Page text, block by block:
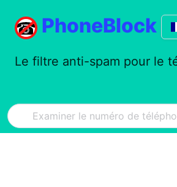
PhoneBlock
Le filtre anti-spam pour le